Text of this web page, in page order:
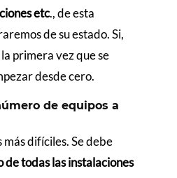
etc., de esta
de su estado. Si,
primera vez que se
desde cero.
de equipos a
difíciles. Se debe
de todas las instalaciones